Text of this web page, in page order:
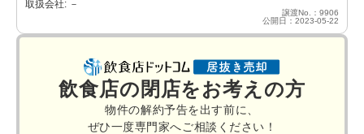
取扱会社: －
譲渡No.：9906
公開日：2023-05-22
飲食店の閉店をお考えの方
物件の解約予告を出す前に、
ぜひ一度専門家へご相談ください！